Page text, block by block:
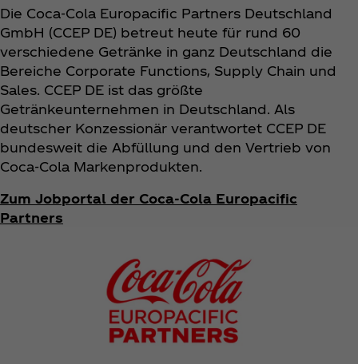
Die Coca‑Cola Europacific Partners Deutschland
GmbH (CCEP DE) betreut heute für rund 60
verschiedene Getränke in ganz Deutschland die
Bereiche Corporate Functions, Supply Chain und
Sales. CCEP DE ist das größte
Getränkeunternehmen in Deutschland. Als
deutscher Konzessionär verantwortet CCEP DE
bundesweit die Abfüllung und den Vertrieb von
Coca‑Cola Markenprodukten.
Zum Jobportal der Coca‑Cola Europacific
Partners